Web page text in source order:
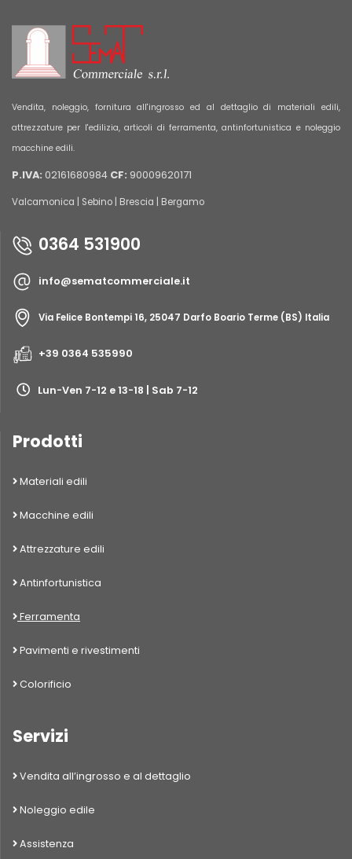
Vendita, noleggio, fornitura all'ingrosso ed al dettaglio di materiali edili,
attrezzature per l'edilizia, articoli di ferramenta, antinfortunistica e noleggio
macchine edili.
P.IVA: 02161680984 CF: 90009620171
Valcamonica | Sebino | Brescia | Bergamo
0364 531900
info@sematcommerciale.it
Via Felice Bontempi 16, 25047 Darfo Boario Terme (BS) Italia
+39 0364 535990
Lun-Ven 7-12 e 13-18 | Sab 7-12
Prodotti
Materiali edili
Macchine edili
Attrezzature edili
Antinfortunistica
Ferramenta
Pavimenti e rivestimenti
Colorificio
Servizi
Vendita all’ingrosso e al dettaglio
Noleggio edile
Assistenza